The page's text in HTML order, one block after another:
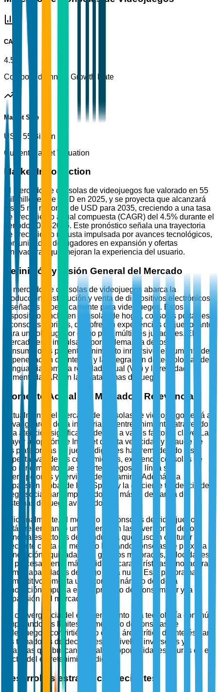
CAGR
4.5%
Compound Annual Growth Rate
Market Size
USD 55 Billion
Current Market Valuation
Market Introduction
El mercado de consolas de videojuegos fue valorado en 55
mil millones de USD en 2025, y se proyecta que alcanzará
los 85 mil millones de USD para 2035, creciendo a una tasa
de crecimiento anual compuesta (CAGR) del 4.5% durante el
período 2026-2035. Este pronóstico señala una trayectoria
de crecimiento robusta impulsada por avances tecnológicos,
comunidades de jugadores en expansión y ofertas
innovadoras que mejoran la experiencia del usuario.
Definición y Visión General del Mercado
El mercado de consolas de videojuegos abarca la
producción, distribución y venta de dispositivos electrónicos
diseñados específicamente para videojuegos. Estos
dispositivos incluyen consolas de hogar, consolas portátiles
y consolas híbridas, que ofrecen experiencias de juego tanto
para un solo jugador como para múltiples jugadores. El
mercado está impulsado por la demanda de los
consumidores por entretenimiento inmersivo, el aumento de
la penetración de Internet y la integración de tecnologías de
vanguardia como la realidad virtual (VR) y la realidad
aumentada (AR) en las plataformas de juego.
Momento Actual del Mercado y Relevancia
Actualmente, el mercado de consolas de videojuegos está a
la vanguardia de la industria del entretenimiento, atrayendo
una atención significativa debido a varios factores clave. La
mayor adopción de Internet de alta velocidad y el auge de
las plataformas de juegos digitales han remodelado las
expectativas de los consumidores, exigiendo consolas de
alto rendimiento que soporten juegos en línea sin
interrupciones y servicios de streaming. Además, la
expansión global de los eSports y la creciente tendencia del
juego social han amplificado aún más la demanda de
sistemas de juego avanzados.
Adicionalmente, el mercado de consolas de videojuegos
está presenciando un aumento en las inversiones de los
principales actores de la industria que buscan capturar la
creciente cuota de mercado lanzando consolas de próxima
generación equipadas con gráficos mejorados, velocidades
de procesamiento más rápidas y características innovadoras
como capacidades de juego en la nube. Este panorama
competitivo fomenta un entorno dinámico donde la
innovación impulsa el compromiso del consumidor y la
expansión del mercado.
La convergencia del entretenimiento y la tecnología continúa
empujando los límites del mercado de consolas de
videojuegos, convirtiéndolo en un área crítica de interés para
los tomadores de decisiones de nivel C, inversores y
analistas que buscan capitalizar oportunidades futuras en el
sector del entretenimiento digital.
Desarrollos estratégicos recientes